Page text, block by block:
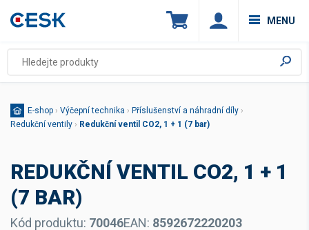
MENU
E-shop › Výčepní technika › Příslušenství a náhradní díly ›
Redukční ventily › Redukční ventil CO2, 1 + 1 (7 bar)
REDUKČNÍ VENTIL CO2, 1 + 1
(7 BAR)
Kód produktu: 70046EAN: 8592672220203